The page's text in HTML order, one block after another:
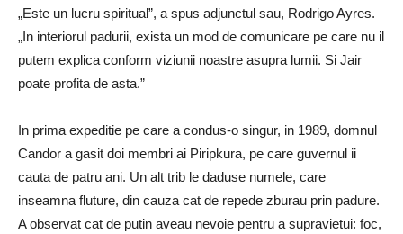
„Este un lucru spiritual”, a spus adjunctul sau, Rodrigo Ayres.
„In interiorul padurii, exista un mod de comunicare pe care nu il
putem explica conform viziunii noastre asupra lumii. Si Jair
poate profita de asta.”
In prima expeditie pe care a condus-o singur, in 1989, domnul
Candor a gasit doi membri ai Piripkura, pe care guvernul ii
cauta de patru ani. Un alt trib le daduse numele, care
inseamna fluture, din cauza cat de repede zburau prin padure.
A observat cat de putin aveau nevoie pentru a supravietui: foc,